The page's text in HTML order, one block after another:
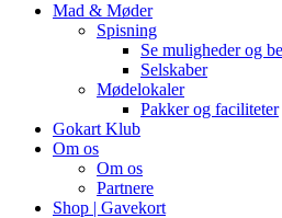
Mad & Møder
Spisning
Se muligheder og
Selskaber
Mødelokaler
Pakker og faciliteter
Gokart Klub
Om os
Om os
Partnere
Shop | Gavekort